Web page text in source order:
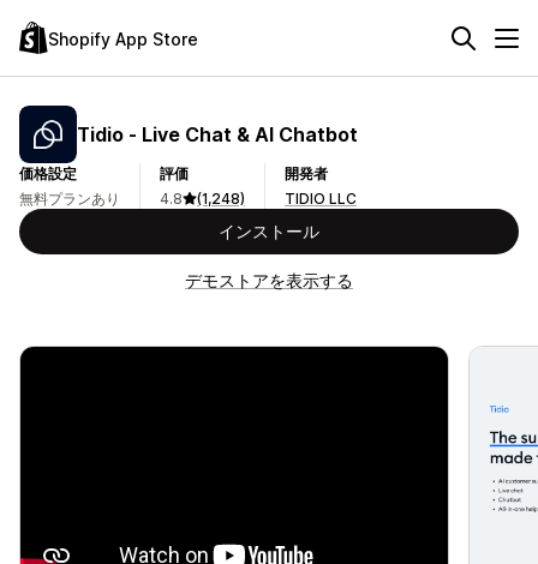
Shopify App Store
Tidio ‑ Live Chat & AI Chatbot
価格設定
無料プランあり
評価
4.8
(1,248)
開発者
TIDIO LLC
インストール
デモストアを表示する